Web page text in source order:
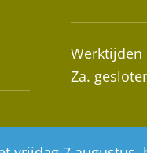
Werktijden
Za.